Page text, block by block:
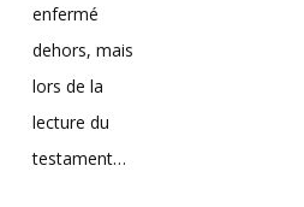
enfermé
dehors, mais
lors de la
lecture du
testament…